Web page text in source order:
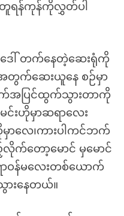
ရန်ကုန်ကိုလွှတ်ပါ
ေါ် တက်နေတဲ့ဆေးရုံကို
တွက်ဆေးယူနေ စဉ်မှာ
အပြင်ထွက်သွားတာကို
းဟိုမှာဆရာလေး
ာလေ၊ကားပါကင်ဘက်
က်တော့မောင် မှမောင်
ဝန်မလေးတစ်ယောက်
းနေတယ်။